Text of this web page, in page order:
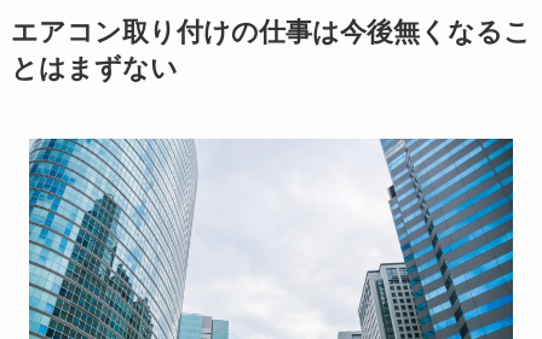
エアコン取り付けの仕事は今後無くなるこ
とはまずない